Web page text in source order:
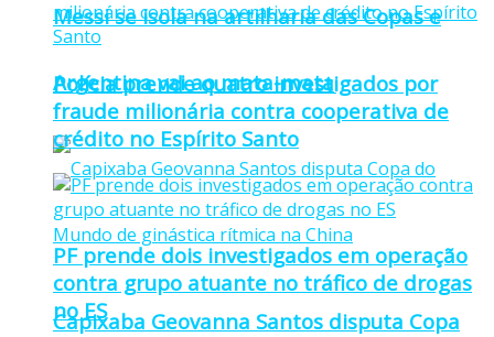
Messi se isola na artilharia das Copas e
Argentina vai ao mata-mata
Capixaba Geovanna Santos disputa Copa
Polícia prende quatro investigados por
fraude milionária contra cooperativa de
crédito no Espírito Santo
PF prende dois investigados em operação
contra grupo atuante no tráfico de drogas
no ES